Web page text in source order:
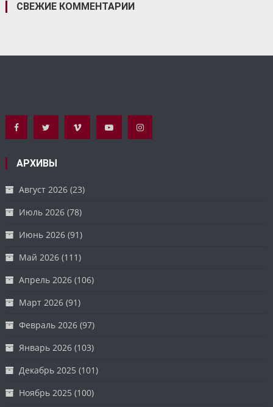
СВЕЖИЕ КОММЕНТАРИИ
АРХИВЫ
Август 2026 (23)
Июль 2026 (78)
Июнь 2026 (91)
Май 2026 (111)
Апрель 2026 (106)
Март 2026 (91)
Февраль 2026 (97)
Январь 2026 (103)
Декабрь 2025 (101)
Ноябрь 2025 (100)